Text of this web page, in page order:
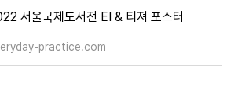
서울국제도서전 EI & 티져 포스터
practice.com